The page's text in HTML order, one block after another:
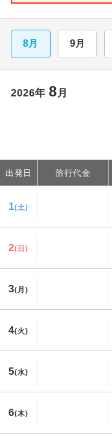
8月 9月
2026年 8月
出発日 旅行代金
1(土)
2(日)
3(月)
4(火)
5(水)
6(木)